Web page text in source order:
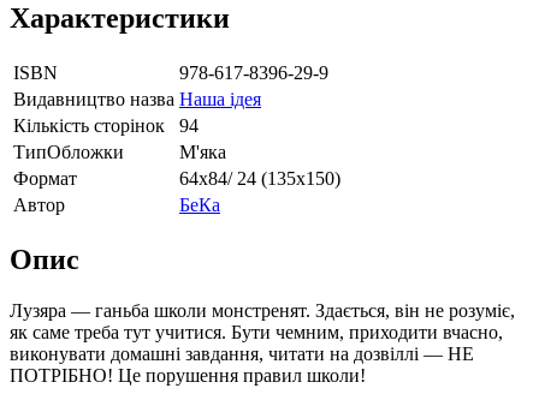
Характеристики
ISBN
978-617-8396-29-9
Видавництво назва Наша ідея
Кількість сторінок
94
ТипОбложки
М'яка
Формат
64х84/ 24 (135х150)
Автор
БеКа
Опис
Лузяра — ганьба школи монстренят. Здається, він не розуміє,
як саме треба тут учитися. Бути чемним, приходити вчасно,
виконувати домашні завдання, читати на дозвіллі — НЕ
ПОТРІБНО! Це порушення правил школи!